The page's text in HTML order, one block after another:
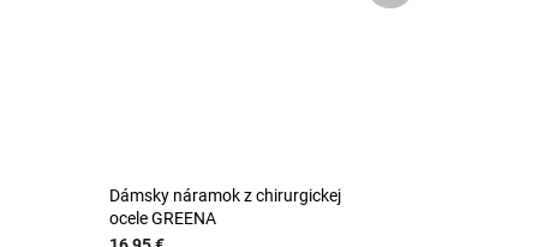
Dámsky náramok z chirurgickej
ocele GREENA